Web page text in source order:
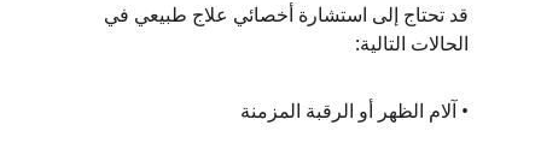
قد تحتاج إلى استشارة أخصائي علاج طبيعي في
الحالات التالية:
• آلام الظهر أو الرقبة المزمنة